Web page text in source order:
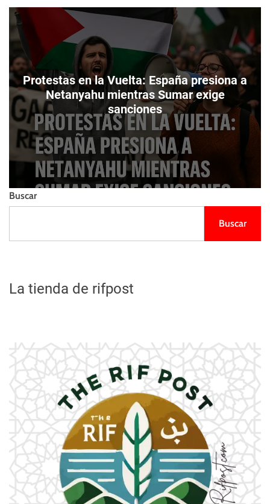
e
l
i
e
n
z
o
s
t
m
d
e
c
o
l
o
Protestas en la Vuelta: España presiona a
Netanyahu mientras Sumar exige
sanciones
Buscar
Buscar
La tienda de rifpost